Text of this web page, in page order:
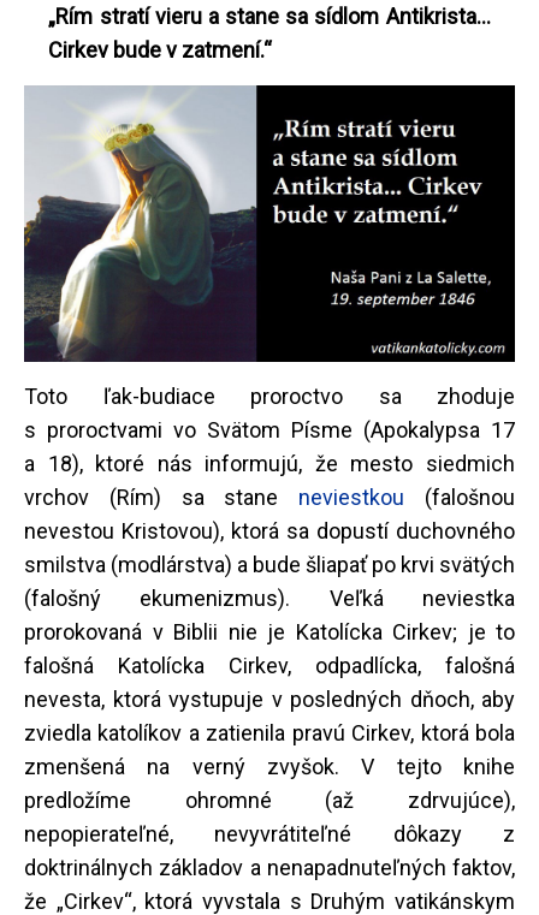
„Rím stratí vieru a stane sa sídlom Antikrista...
Cirkev bude v zatmení.“
Toto ľak-budiace proroctvo sa zhoduje
s proroctvami vo Svätom Písme (Apokalypsa 17
a 18), ktoré nás informujú, že mesto siedmich
vrchov (Rím) sa stane neviestkou (falošnou
nevestou Kristovou), ktorá sa dopustí duchovného
smilstva (modlárstva) a bude šliapať po krvi svätých
(falošný ekumenizmus). Veľká neviestka
prorokovaná v Biblii nie je Katolícka Cirkev; je to
falošná Katolícka Cirkev, odpadlícka, falošná
nevesta, ktorá vystupuje v posledných dňoch, aby
zviedla katolíkov a zatienila pravú Cirkev, ktorá bola
zmenšená na verný zvyšok. V tejto knihe
predložíme ohromné (až zdrvujúce),
nepopierateľné, nevyvrátiteľné dôkazy z
doktrinálnych základov a nenapadnuteľných faktov,
že „Cirkev“, ktorá vyvstala s Druhým vatikánskym